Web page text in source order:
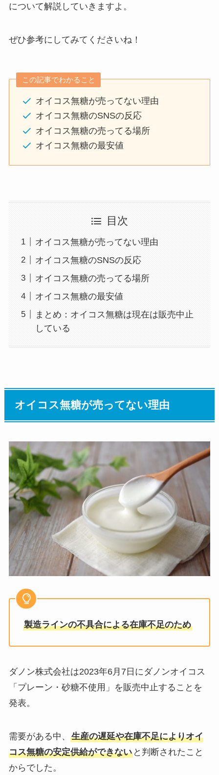
について解説していきますよ。
ぜひ参考にしてみてくださいね！
この記事でわかること
オイコス無糖が売ってない理由
オイコス無糖のSNSの反応
オイコス無糖の売ってる場所
オイコス無糖の最安値
目次
オイコス無糖が売ってない理由
オイコス無糖のSNSの反応
オイコス無糖の売ってる場所
オイコス無糖の最安値
まとめ：オイコス無糖は現在は販売中止
している
オイコス無糖が売ってない理由
製造ラインの不具合による在庫不足のため
ダノン株式会社は2023年6月7日にダノンオイコス
「プレーン・砂糖不使用」を販売中止することを
発表。
需要がある中、 生産の遅延や在庫不足によりオイ
コス無糖の安定供給ができないと判断されたこと
からでした。